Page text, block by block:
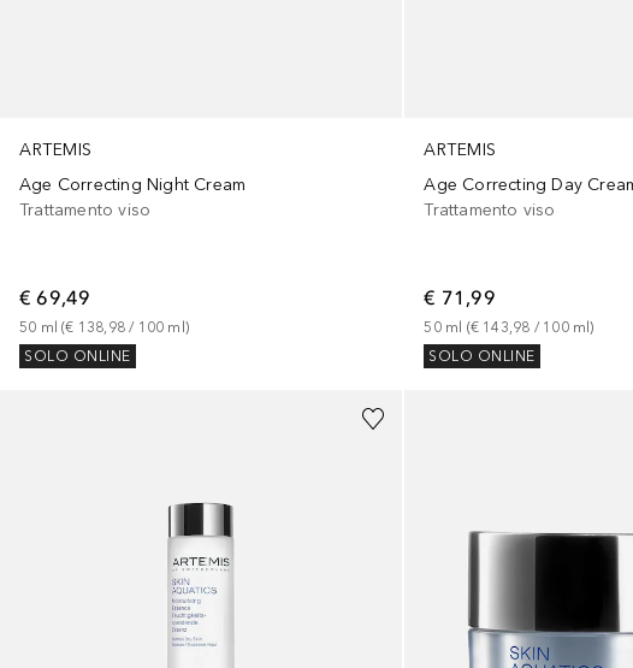
ARTEMIS
Age Correcting Night Cream
Trattamento viso
€ 69,49
50 ml (€ 138,98 / 100 ml )
SOLO ONLINE
ARTEMIS
Age Correcting Day
Trattamento viso
€ 71,99
50 ml (€ 143,98 / 100 ml)
SOLO ONLINE